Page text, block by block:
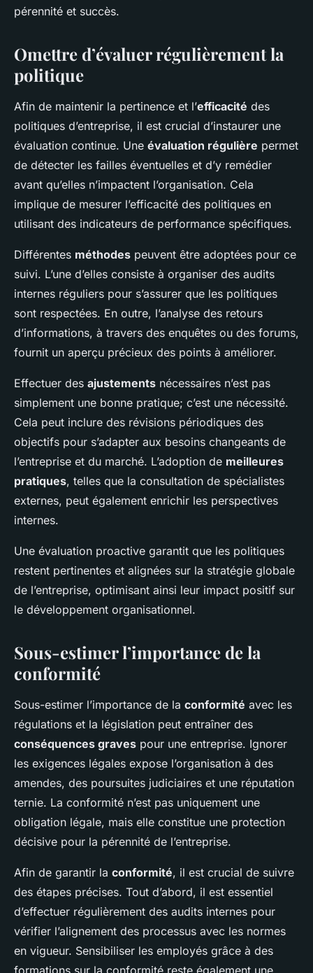
pérennité et succès.
Omettre d’évaluer régulièrement la
politique
Afin de maintenir la pertinence et l’efficacité des
politiques d’entreprise, il est crucial d’instaurer une
évaluation continue. Une évaluation régulière permet
de détecter les failles éventuelles et d’y remédier
avant qu’elles n’impactent l’organisation. Cela
implique de mesurer l’efficacité des politiques en
utilisant des indicateurs de performance spécifiques.
Différentes méthodes peuvent être adoptées pour ce
suivi. L’une d’elles consiste à organiser des audits
internes réguliers pour s’assurer que les politiques
sont respectées. En outre, l’analyse des retours
d’informations, à travers des enquêtes ou des forums,
fournit un aperçu précieux des points à améliorer.
Effectuer des ajustements nécessaires n’est pas
simplement une bonne pratique; c’est une nécessité.
Cela peut inclure des révisions périodiques des
objectifs pour s’adapter aux besoins changeants de
l’entreprise et du marché. L’adoption de meilleures
pratiques, telles que la consultation de spécialistes
externes, peut également enrichir les perspectives
internes.
Une évaluation proactive garantit que les politiques
restent pertinentes et alignées sur la stratégie globale
de l’entreprise, optimisant ainsi leur impact positif sur
le développement organisationnel.
Sous-estimer l’importance de la
conformité
Sous-estimer l’importance de la conformité avec les
régulations et la législation peut entraîner des
conséquences graves pour une entreprise. Ignorer
les exigences légales expose l’organisation à des
amendes, des poursuites judiciaires et une réputation
ternie. La conformité n’est pas uniquement une
obligation légale, mais elle constitue une protection
décisive pour la pérennité de l’entreprise.
Afin de garantir la conformité, il est crucial de suivre
des étapes précises. Tout d’abord, il est essentiel
d’effectuer régulièrement des audits internes pour
vérifier l’alignement des processus avec les normes
en vigueur. Sensibiliser les employés grâce à des